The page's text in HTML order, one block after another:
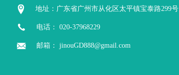
地址：广东省广州市从化区太平镇宝泰路299号
电话： 020-37968229
邮箱： jinouGD888@gmail.com